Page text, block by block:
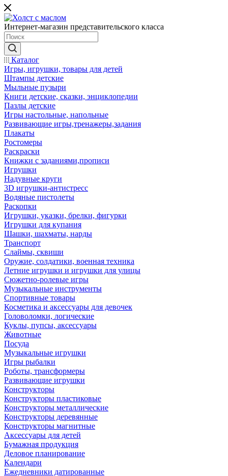
Интернет-магазин представительского класса
Каталог
Игры, игрушки, товары для детей
Штампы детские
Мыльные пузыри
Книги детские, сказки, энциклопедии
Пазлы детские
Игры настольные, напольные
Развивающие игры,тренажеры,задания
Плакаты
Ростомеры
Раскраски
Книжки с заданиями,прописи
Игрушки
Надувные круги
3D игрушки-антистресс
Водяные пистолеты
Раскопки
Игрушки, указки, брелки, фигурки
Игрушки для купания
Шашки, шахматы, нарды
Транспорт
Слаймы, сквиши
Оружие, солдатики, военная техника
Летние игрушки и игрушки для улицы
Сюжетно-ролевые игры
Музыкальные инструменты
Спортивные товары
Косметика и аксессуары для девочек
Головоломки, логические
Куклы, пупсы, аксессуары
Животные
Посуда
Музыкальные игрушки
Игры рыбалки
Роботы, трансформеры
Развивающие игрушки
Конструкторы
Конструкторы пластиковые
Конструкторы металлические
Конструкторы деревянные
Конструкторы магнитные
Аксессуары для детей
Бумажная продукция
Деловое планирование
Календари
Ежедневники датированные